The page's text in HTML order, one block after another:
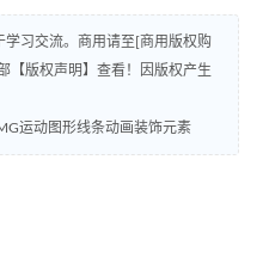
习交流。商用请至[商用版权购
【版权声明】查看！因版权产生
运动图形线条动画装饰元素